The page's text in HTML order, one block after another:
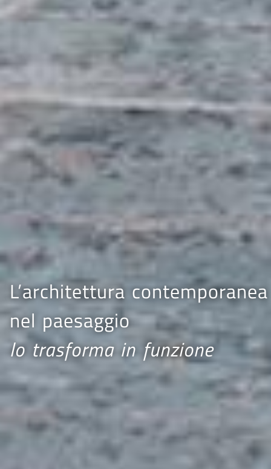
L’architettura contemporanea
nel paesaggio
lo trasforma in funzione